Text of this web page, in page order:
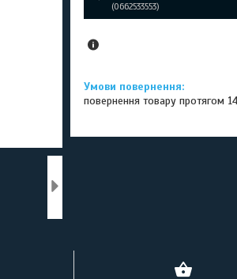
0662533553
повернення товару протягом